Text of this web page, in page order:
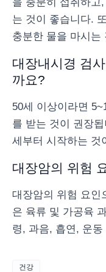
는 것이 좋습니다.
충분한 물을 마시는
대장내시경 검
까요?
50세 이상이라면
를 받는 것이 권장
세부터 시작하는 것
대장암의 위험
대장암의 위험 요인
은 육류 및 가공육
령, 과음, 흡연, 운
건강